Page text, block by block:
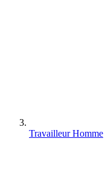
Travailleur Homme